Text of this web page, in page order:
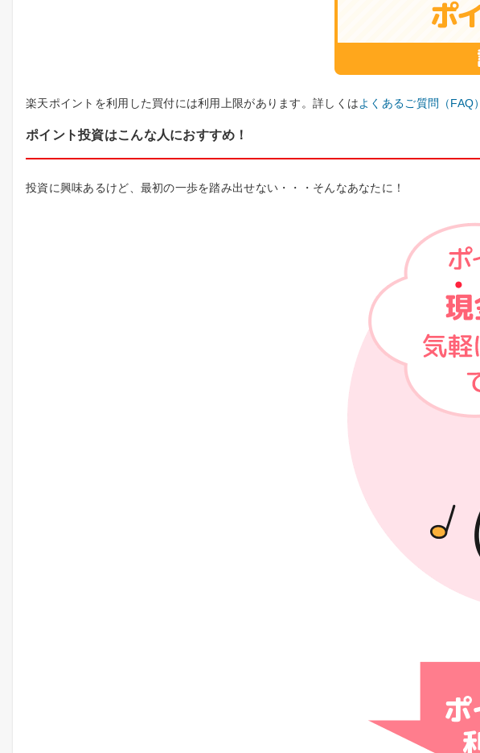
楽天ポイントを利用した買付には利用上限があります。詳しくはよくあるご質問（FAQ）
ポイント投資はこんな人におすすめ！
投資に興味あるけど、最初の一歩を踏み出せない・・・そんなあなたに！